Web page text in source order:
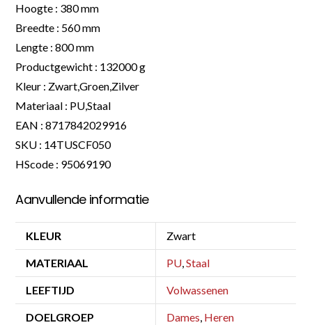
Hoogte : 380 mm
Breedte : 560 mm
Lengte : 800 mm
Productgewicht : 132000 g
Kleur : Zwart,Groen,Zilver
Materiaal : PU,Staal
EAN : 8717842029916
SKU : 14TUSCF050
HScode : 95069190
Aanvullende informatie
KLEUR Zwart
MATERIAAL PU ,Staal
LEEFTIJD Volwassenen
DOELGROEP Dames Heren